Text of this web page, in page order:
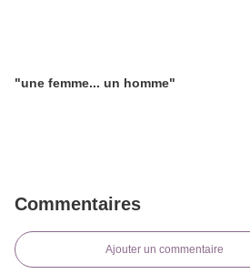
"une femme... un homme"
Commentaires
Ajouter un commentaire